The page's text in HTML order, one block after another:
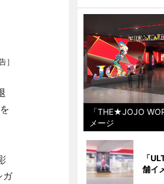
］
ガ
「THE★JOJO
メージ
「
舗イ